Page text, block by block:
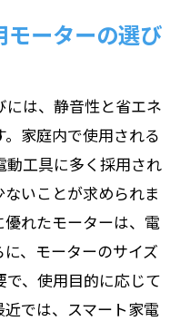
モーターの選び
は、静音性と省エネ
家庭内で使用される
動工具に多く採用され
いことが求められま
れたモーターは、電
、モーターのサイズ
、使用目的に応じて
では、スマート家電